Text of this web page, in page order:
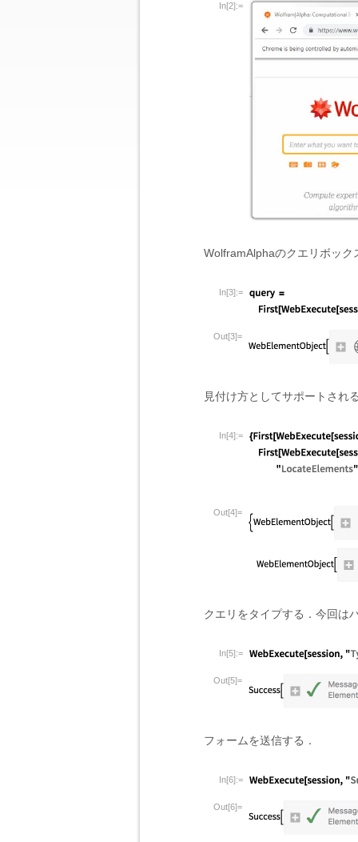
In[2]:=
WolframAlphaのクエリボック
In[3]:=
Out[3]=
見付け方としてサポートされ
In[4]:=
Out[4]=
クエリをタイプする．今回は
In[5]:=
Out[5]=
フォームを送信する．
In[6]:=
Out[6]=